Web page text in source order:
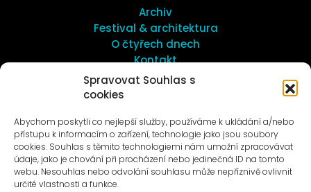
Spravovat Souhlas s
cookies
Abychom poskytli co nejlepší služby, používáme k ukládání a/nebo
přístupu k informacím o zařízení, technologie jako jsou soubory
cookies. Souhlas s těmito technologiemi nám umožní zpracovávat
údaje, jako je chování při procházení nebo jedinečná ID na tomto
webu. Nesouhlas nebo odvolání souhlasu může nepříznivě ovlivnit
určité vlastnosti a funkce.
Archiv
Festival & architektura
O čtyřech dnech
Kontakt
O umění v Motole